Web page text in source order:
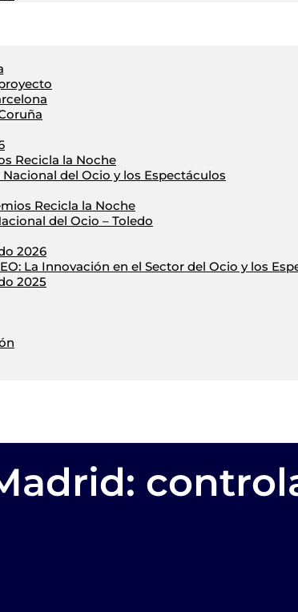
Recicla la Noche
del Ocio y los Espectáculos
Recicla la Noche
del Ocio – Toledo
2026
La Innovación en el Sector del Ocio y los
2025